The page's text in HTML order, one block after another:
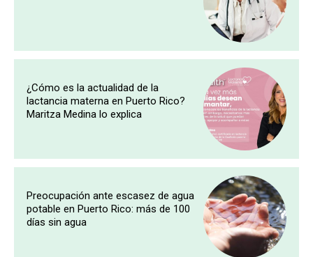
¿Cómo es la actualidad de la
lactancia materna en Puerto Rico?
Maritza Medina lo explica
Preocupación ante escasez de agua
potable en Puerto Rico: más de 100
días sin agua